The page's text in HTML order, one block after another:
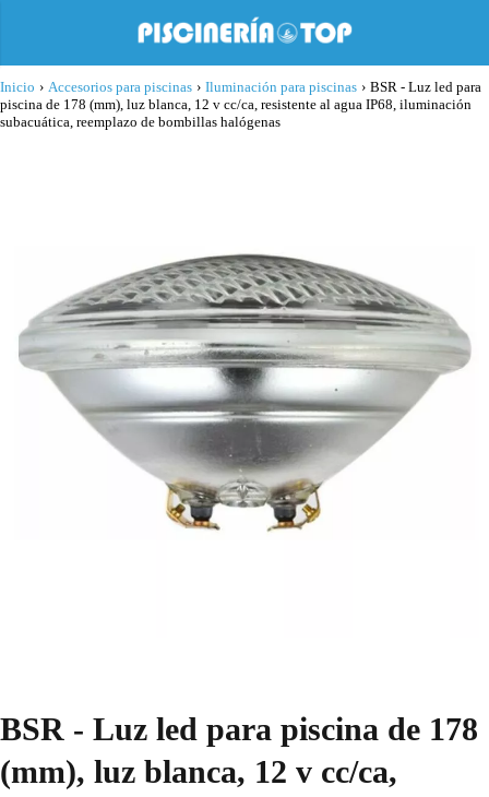
Inicio › Accesorios para piscinas › Iluminación para piscinas › BSR - Luz led para
piscina de 178 (mm), luz blanca, 12 v cc/ca, resistente al agua IP68, iluminación
subacuática, reemplazo de bombillas halógenas
BSR - Luz led para piscina de 178
(mm), luz blanca, 12 v cc/ca,